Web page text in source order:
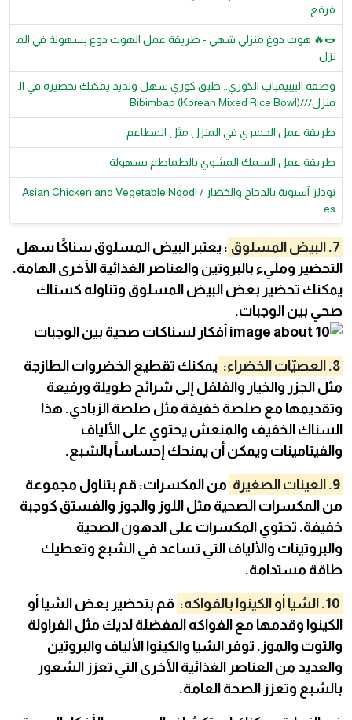
فرقع
🌭🔥 هوت دوغ منزلي شهي - طريقة عمل الهوت دوغ بسهولة في الم
نزل
وصفة البيبيمباب الكوري.. طبق كوري سهل ولذيذ يمكنك تحضيره في ال
منزل///Bibimbap (Korean Mixed Rice Bowl)
طريقة عمل الجمبري في المنزل مثل المطاعم
طريقة عمل السمك المشوي بالطماطم بسهولة
نودلز آسيوية بالدجاج والخضار / Asian Chicken and Vegetable Noodl
es
7. البيض المسلوق
: يعتبر البيض المسلوق سناكًا سهل
التحضير ومليء بالبروتين والعناصر الغذائية الأخرى الهامة.
يمكنك تحضير بعض البيض المسلوق وتناوله كسناك
صحي بين الوجبات.
8. العصيّات الخضراء:
يمكنك تقطيع الخضروات الطازجة
مثل الجزر والخيار والفلفل إلى شرائح طويلة ورفيعة
وتقديمها مع صلصة خفيفة مثل صلصة الزبادي. هذا
السناك الخفيف والمنعش يحتوي على الألياف
والفيتامينات ويمكن أن يمنحك إحساساً بالشبع.
9. العينات الصغيرة
من المكسرات: قم بتناول مجموعة
من المكسرات الصحية مثل اللوز والجوز والفستق كوجبة
خفيفة. تحتوي المكسرات على الدهون الصحية
والبروتينات والألياف التي تساعد في الشبع وتعطيك
طاقة مستدامة.
10. الشيا أو الكينوا بالفواكه:
قم بتحضير بعض الشيا أو
الكينوا وقدمها مع الفواكه المفضلة لديك مثل الفراولة
والتوت والموز. توفر الشيا والكينوا الألياف والبروتين
والعديد من العناصر الغذائية الأخرى التي تعزز الشعور
بالشبع وتعزز الصحة العامة.